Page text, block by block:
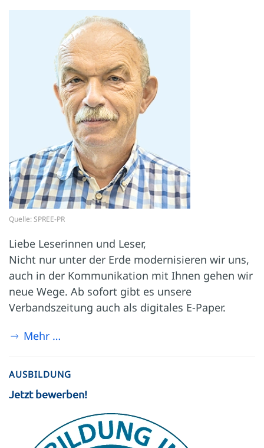
Quelle: SPREE-PR
Liebe Leserinnen und Leser,
Nicht nur unter der Erde modernisieren wir uns,
auch in der Kommunikation mit Ihnen gehen wir
neue Wege. Ab sofort gibt es unsere
Verbandszeitung auch als digitales E-Paper.
Mehr …
AUSBILDUNG
Jetzt bewerben!